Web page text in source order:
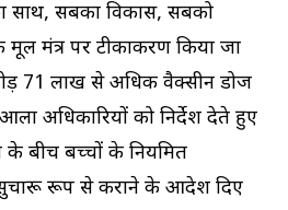
साथ, सबका विकास, सबको
मंत्र पर टीकाकरण किया जा
71 लाख से अधिक वैक्सीन डोज
अधिकारियों को निर्देश देते हुए
के बीच बच्चों के नियमित
सुचारू रूप से कराने के आदेश दिए